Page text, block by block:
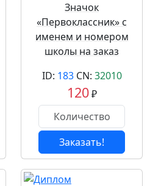
Значок
«Первоклассник» с
именем и номером
школы на заказ
ID: 183CN: 32010
120₽
Заказать!